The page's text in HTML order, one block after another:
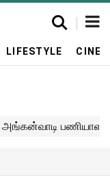
LIFESTYLE